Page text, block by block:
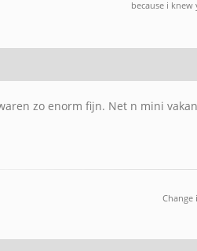
because i
zo enorm fijn. Net n mini
Change